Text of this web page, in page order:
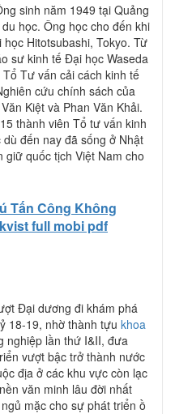
sinh năm 1949 tại Quảng
học. Ông học cho đến khi
Hitotsubashi, Tokyo. Từ
sư kinh tế Đại học Waseda
Tư vấn cải cách kinh tế
cứu chính sách của
Kiệt và Phan Văn Khải.
thành viên Tổ tư vấn kinh
đến nay đã sống ở Nhật
quốc tịch Việt Nam cho
Tấn Công Không
full mobi pdf
Đại dương đi khám phá
18-19, nhờ thành tựu khoa
nghiệp lần thứ I&II, đưa
vượt bậc trở thành nước
địa ở các khu vực còn lạc
văn minh lâu đời nhất
mặc cho sự phát triển ồ